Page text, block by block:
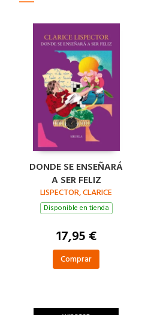
DONDE SE ENSEÑARÁ
A SER FELIZ
LISPECTOR, CLARICE
Disponible en tienda
17,95 €
Comprar